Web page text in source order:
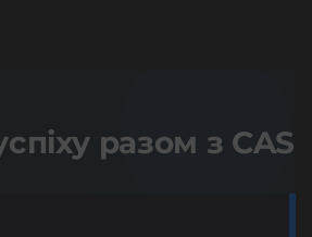
разом з CAS